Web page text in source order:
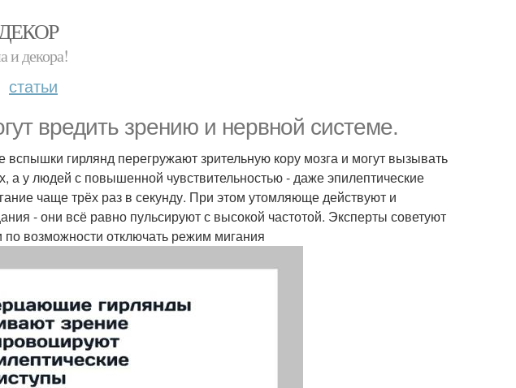
и декора!
статьи
вредить зрению и нервной системе.
гирлянд перегружают зрительную кору мозга и могут вызывать
а у людей с повышенной чувствительностью - даже эпилептические
чаще трёх раз в секунду. При этом утомляюще действуют и
- они всё равно пульсируют с высокой частотой. Эксперты советуют
по возможности отключать режим мигания